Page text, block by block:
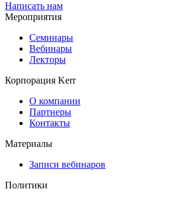
Написать нам
Мероприятия
Семинары
Вебинары
Лекторы
Корпорация Kerr
О компании
Партнеры
Контакты
Материалы
Записи вебинаров
Политики